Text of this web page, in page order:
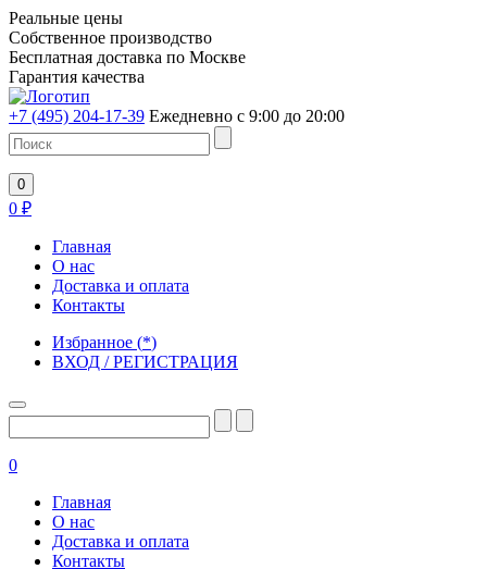
Реальные цены
Собственное производство
Бесплатная доставка по Москве
Гарантия качества
+7 (495) 204-17-39 Ежедневно с 9:00 до 20:00
0
0 ₽
Главная
О нас
Доставка и оплата
Контакты
Избранное (*)
ВХОД / РЕГИСТРАЦИЯ
0
Главная
О нас
Доставка и оплата
Контакты